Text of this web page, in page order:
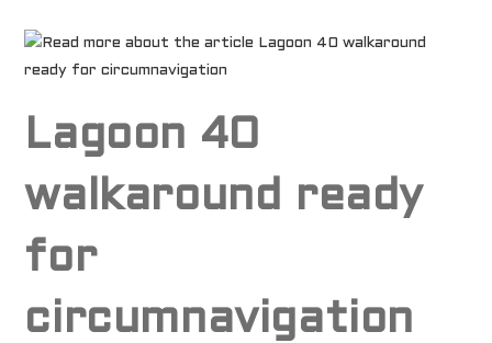
Lagoon 40
walkaround ready
for
circumnavigation